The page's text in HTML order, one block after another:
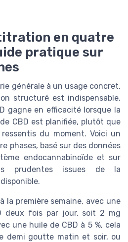
en quatre
pratique sur
générale à un usage concret,
structuré est indispensable.
gagne en efficacité lorsque la
CBD est planifiée, plutôt que
du moment. Voici un
phases, basé sur des données
endocannabinoïde et sur
prudentes issues de la
la première semaine, avec une
deux fois par jour, soit 2 mg
une huile de CBD à 5 %, cela
demi goutte matin et soir, ou